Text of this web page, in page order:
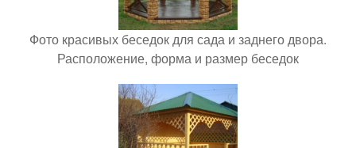
Фото красивых беседок для сада и заднего двора.
Расположение, форма и размер беседок